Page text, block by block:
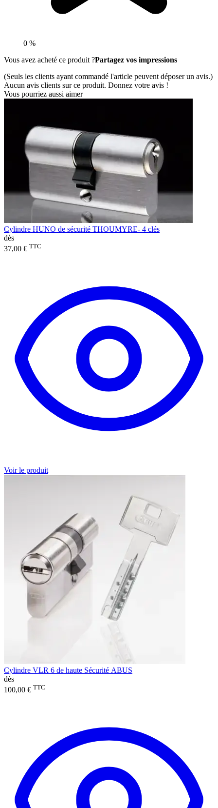
0 %
Vous avez acheté ce produit ?Partagez vos impressions
(Seuls les clients ayant commandé l'article peuvent déposer un avis.)
Aucun avis clients sur ce produit. Donnez votre avis !
Vous pourriez aussi aimer
Cylindre HUNO de sécurité THOUMYRE- 4 clés
dès
37,00 € TTC
Voir le produit
Cylindre VLR 6 de haute Sécurité ABUS
dès
100,00 € TTC